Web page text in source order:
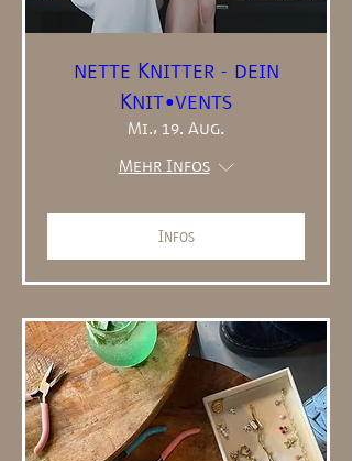
nette Knitter - dein
Knit•vents
Mi., 19. Aug.
Mehr Infos
Infos